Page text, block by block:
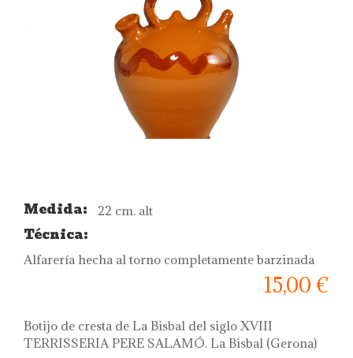
Medida: 22 cm. alt
Técnica:
Alfarería hecha al torno completamente barzinada
15,00 €
Botijo de cresta de La Bisbal del siglo XVIII
TERRISSERIA PERE SALAMÓ. La Bisbal (Gerona)